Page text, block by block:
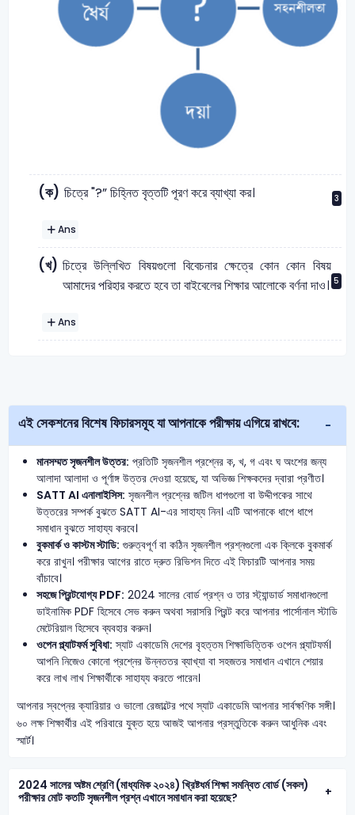
(ক) চিত্রে "?” চিহ্নিত বৃত্তটি পূরণ করে ব্যাখ্যা কর। 3
Ans
(খ) চিত্রে উল্লিখিত বিষয়গুলো বিবেচনার ক্ষেত্রে কোন কোন বিষয়
আমাদের পরিহার করতে হবে তা বাইবেলের শিক্ষার আলোকে বর্ণনা দাও। 5
Ans
এই সেকশনের বিশেষ ফিচারসমূহ যা আপনাকে পরীক্ষায় এগিয়ে রাখবে:
মানসম্মত সৃজনশীল উত্তর: প্রতিটি সৃজনশীল প্রশ্নের ক, খ, গ এবং ঘ অংশের জন্য
আলাদা আলাদা ও পূর্ণাঙ্গ উত্তর দেওয়া হয়েছে, যা অভিজ্ঞ শিক্ষকদের দ্বারা প্রণীত।
SATT AI এনালাইসিস: সৃজনশীল প্রশ্নের জটিল ধাপগুলো বা উদ্দীপকের সাথে
উত্তরের সম্পর্ক বুঝতে SATT AI-এর সাহায্য নিন। এটি আপনাকে ধাপে ধাপে
সমাধান বুঝতে সাহায্য করবে।
বুকমার্ক ও কাস্টম স্টাডি: গুরুত্বপূর্ণ বা কঠিন সৃজনশীল প্রশ্নগুলো এক ক্লিকে বুকমার্ক
করে রাখুন। পরীক্ষার আগের রাতে দ্রুত রিভিশন দিতে এই ফিচারটি আপনার সময়
বাঁচাবে।
সহজে প্রিন্টযোগ্য PDF: 2024 সালের বোর্ড প্রশ্ন ও তার স্ট্যান্ডার্ড সমাধানগুলো
ডাইনামিক PDF হিসেবে সেভ করুন অথবা সরাসরি প্রিন্ট করে আপনার পার্সোনাল স্টাডি
মেটেরিয়াল হিসেবে ব্যবহার করুন।
ওপেন প্ল্যাটফর্ম সুবিধা: স্যাট একাডেমি দেশের বৃহত্তম শিক্ষাভিত্তিক ওপেন প্ল্যাটফর্ম।
আপনি নিজেও কোনো প্রশ্নের উন্নততর ব্যাখ্যা বা সহজতর সমাধান এখানে শেয়ার
করে লাখ লাখ শিক্ষার্থীকে সাহায্য করতে পারেন।
আপনার স্বপ্নের ক্যারিয়ার ও ভালো রেজাল্টের পথে স্যাট একাডেমি আপনার সার্বক্ষণিক সঙ্গী।
৬০ লক্ষ শিক্ষার্থীর এই পরিবারে যুক্ত হয়ে আজই আপনার প্রস্তুতিকে করুন আধুনিক এবং
স্মার্ট।
2024 সালের অষ্টম শ্রেণি (মাধ্যমিক ২০২৪) খ্রিষ্টধর্ম শিক্ষা সমন্বিত বোর্ড (সকল)
পরীক্ষার মোট কতটি সৃজনশীল প্রশ্ন এখানে সমাধান করা হয়েছে?